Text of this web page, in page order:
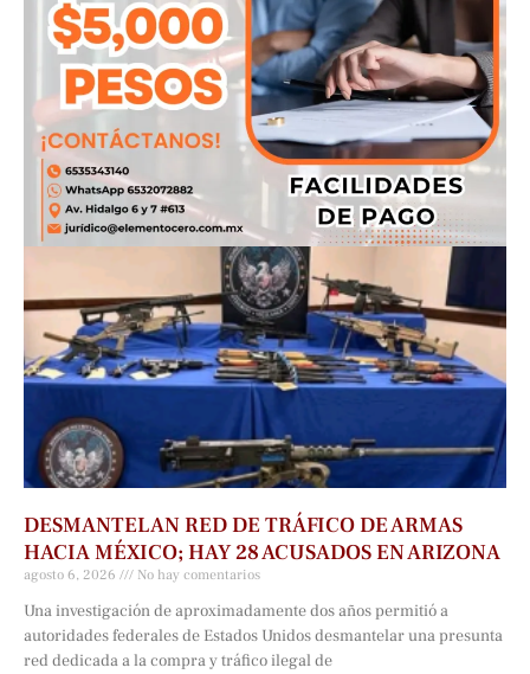
DESMANTELAN RED DE TRÁFICO DE ARMAS
HACIA MÉXICO; HAY 28 ACUSADOS EN ARIZONA
agosto 6, 2026 No hay comentarios
Una investigación de aproximadamente dos años permitió a
autoridades federales de Estados Unidos desmantelar una presunta
red dedicada a la compra y tráfico ilegal de